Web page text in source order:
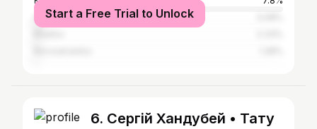
Odesa
Start a Free Trial to Unlock
6. Сергій Хандубей • Тату